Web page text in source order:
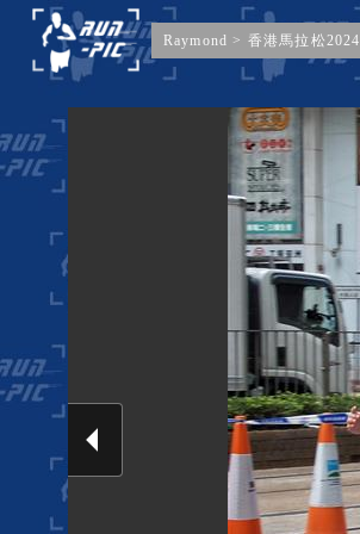
Raymond > 香港馬拉松2024